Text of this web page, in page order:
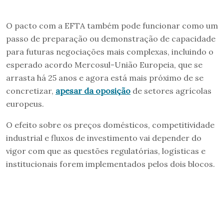
O pacto com a EFTA também pode funcionar como um
passo de preparação ou demonstração de capacidade
para futuras negociações mais complexas, incluindo o
esperado acordo Mercosul-União Europeia, que se
arrasta há 25 anos e agora está mais próximo de se
concretizar, apesar da oposição de setores agrícolas
europeus.
O efeito sobre os preços domésticos, competitividade
industrial e fluxos de investimento vai depender do
vigor com que as questões regulatórias, logísticas e
institucionais forem implementados pelos dois blocos.